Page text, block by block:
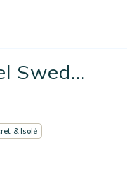
Swed...
& Isolé